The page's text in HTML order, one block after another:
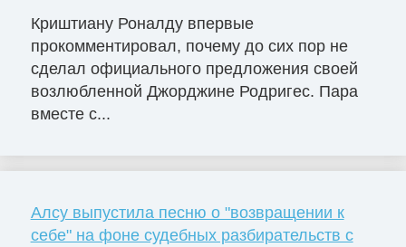
Криштиану Роналду впервые
прокомментировал, почему до сих пор не
сделал официального предложения своей
возлюбленной Джорджине Родригес. Пара
вместе с...
Алсу выпустила песню о "возвращении к
себе" на фоне судебных разбирательств с